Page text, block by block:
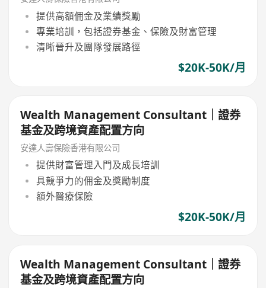
提供高額佣金及業績獎勵
專業培訓，包括證券基金、保險及財富管理
清晰晉升及團隊發展路徑
$20K-50K/月
Wealth Management Consultant｜證券
基金及跨境資產配置方向
安達人壽保險香港有限公司
提供財富管理入門及成長培訓
具競爭力的佣金及獎勵制度
額外醫療保險
$20K-50K/月
Wealth Management Consultant｜證券
基金及跨境資產配置方向